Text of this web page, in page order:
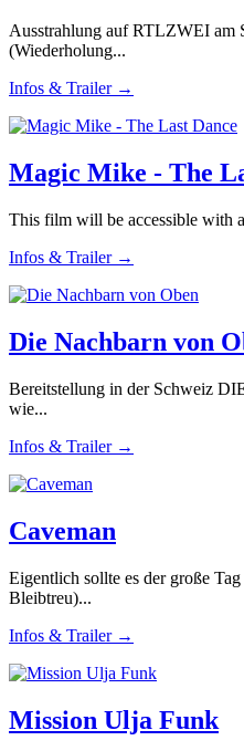
Ausstrahlung auf RTLZWEI am
(Wiederholung...
Infos & Trailer →
Magic Mike - The
This film will be accessible with
Infos & Trailer →
Die Nachbarn von
Bereitstellung in der Schweiz
wie...
Infos & Trailer →
Caveman
Eigentlich sollte es der große
Bleibtreu)...
Infos & Trailer →
Mission Ulja Funk